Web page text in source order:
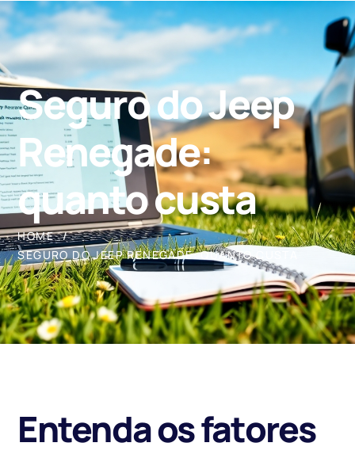
Seguro do Jeep
Renegade:
quanto custa
HOME
SEGURO DO JEEP RENEGADE: QUANTO CUSTA
Entenda os fatores